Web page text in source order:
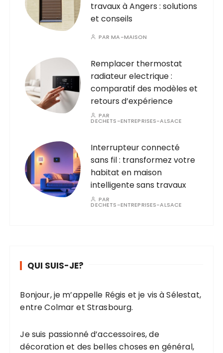
travaux à Angers : solutions
et conseils
PARMA-MAISON
Remplacer thermostat
radiateur electrique :
comparatif des modèles et
retours d’expérience
PAR
DECHETS-ENTREPRISES-ALSACE
Interrupteur connecté
sans fil : transformez votre
habitat en maison
intelligente sans travaux
PAR
DECHETS-ENTREPRISES-ALSACE
QUI SUIS-JE?
Bonjour, je m’appelle Régis et je vis à Sélestat,
entre Colmar et Strasbourg.
Je suis passionné d’accessoires, de
décoration et des belles choses en général,